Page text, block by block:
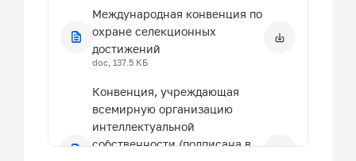
счет средств бюджета
doc, 72.5 КБ
Постановление от 26 апреля
2002 г. N 231 О мерах по
изобретательства и
рационализации в
Международная конвенция по
охране селекционных
достижений
doc, 137.5 КБ
Конвенция, учреждающая
всемирную организацию
интеллектуальной
собственности (подписана в